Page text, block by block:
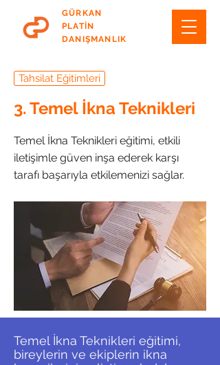
GÜRKAN
PLATİN
DANIŞMANLIK
Tahsilat Eğitimleri
3. Temel İkna Teknikleri
Temel İkna Teknikleri eğitimi, etkili
iletişimle güven inşa ederek karşı
tarafı başarıyla etkilemenizi sağlar.
Temel İkna Teknikleri eğitimi,
bireylerin ve ekiplerin ikna